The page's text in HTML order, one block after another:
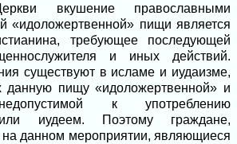
вкушение православными
«идоложертвенной» пищи является
требующее последующей
и иных действий.
существуют в исламе и иудаизме,
данную пищу «идоложертвенной» и
к употреблению
иудеем. Поэтому граждане,
на данном мероприятии, являющиеся